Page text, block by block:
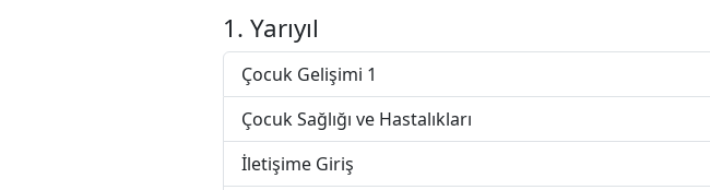
1. Yarıyıl
Çocuk Gelişimi 1
Çocuk Sağlığı ve Hastalıkları
İletişime Giriş